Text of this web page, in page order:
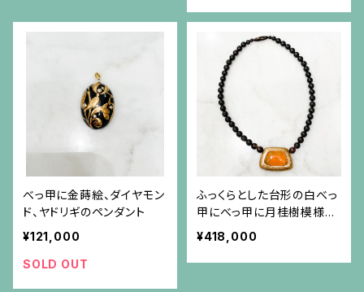
べっ甲に金蒔絵、ダイヤモン
ド、ヤドリギのペンダント
¥121,000
SOLD OUT
ふっくらとした台形の白べっ
甲にべっ甲に月桂樹模様の
金蒔絵がセンターのべっ甲
ネックレス
¥418,000